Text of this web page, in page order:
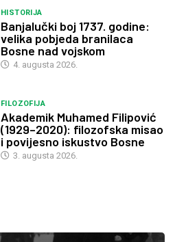
HISTORIJA
Banjalučki boj 1737. godine:
velika pobjeda branilaca
Bosne nad vojskom
4. augusta 2026.
FILOZOFIJA
Akademik Muhamed Filipović
(1929–2020): filozofska misao
i povijesno iskustvo Bosne
3. augusta 2026.